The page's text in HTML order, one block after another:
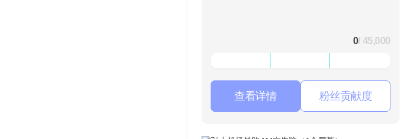
0/ 45,000
查看详情 粉丝贡献度